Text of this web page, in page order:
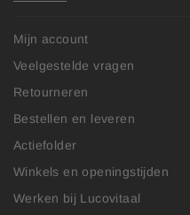
Mijn account
Veelgestelde vragen
Retourneren
Bestellen en leveren
Actiefolder
Winkels en openingstijden
Werken bij Lucovitaal